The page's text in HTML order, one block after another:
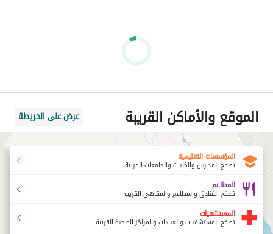
الموقع والأماكن القريبة عرض على الخريطة
المؤسسات التعليمية
تصفح المدارس والكليات والجامعات القريبة
المطاعم
تصفح الفنادق والمطاعم والمقاهي القريب
المستشفيات
تصفح المستشفيات والعيادات والمراكز الصحية القريبة